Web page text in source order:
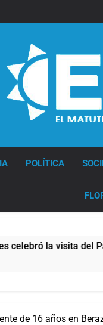
POLÍTICA
Papa León XIV a la
de 16 años en